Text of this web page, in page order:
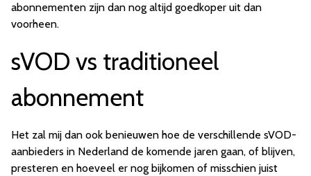
abonnementen zijn dan nog altijd goedkoper uit dan
voorheen.
sVOD vs traditioneel
abonnement
Het zal mij dan ook benieuwen hoe de verschillende sVOD-
aanbieders in Nederland de komende jaren gaan, of blijven,
presteren en hoeveel er nog bijkomen of misschien juist